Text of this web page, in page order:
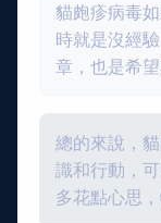
貓皰疹病毒
時就是沒經
章，也是希
總的來說，
識和行動，
多花點心思